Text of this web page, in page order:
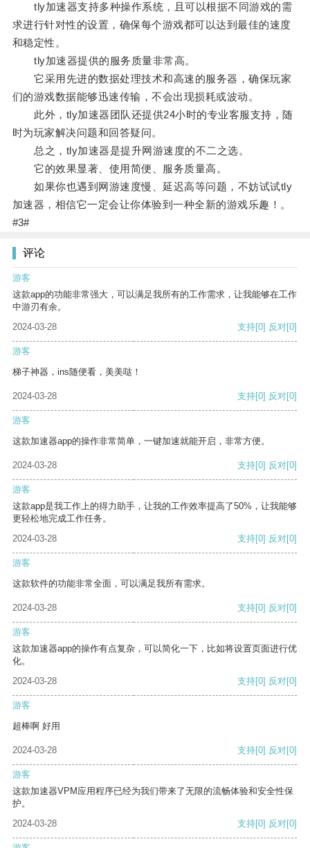
tly加速器支持多种操作系统，且可以根据不同游戏的需
求进行针对性的设置，确保每个游戏都可以达到最佳的速度
和稳定性。
tly加速器提供的服务质量非常高。
它采用先进的数据处理技术和高速的服务器，确保玩家
们的游戏数据能够迅速传输，不会出现损耗或波动。
此外，tly加速器团队还提供24小时的专业客服支持，随
时为玩家解决问题和回答疑问。
总之，tly加速器是提升网游速度的不二之选。
它的效果显著、使用简便、服务质量高。
如果你也遇到网游速度慢、延迟高等问题，不妨试试tly
加速器，相信它一定会让你体验到一种全新的游戏乐趣！。
#3#
评论
游客
这款app的功能非常强大，可以满足我所有的工作需求，让我能够在工作
中游刃有余。
2024-03-28
支持[0] 反对[0]
游客
梯子神器，ins随便看，美美哒！
2024-03-28 支持[0] 反对[0]
游客
这款加速器app的操作非常简单，一键加速就能开启，非常方便。
2024-03-28 支持[0] 反对[0]
游客
这款app是我工作上的得力助手，让我的工作效率提高了50%，让我能够
更轻松地完成工作任务。
2024-03-28
支持[0] 反对[0]
游客
这款软件的功能非常全面，可以满足我所有需求。
2024-03-28 支持[0] 反对[0]
游客
这款加速器app的操作有点复杂，可以简化一下，比如将设置页面进行优
化。
2024-03-28
支持[0] 反对[0]
游客
超棒啊 好用
2024-03-28 支持[0] 反对[0]
游客
这款加速器VPM应用程序已经为我们带来了无限的流畅体验和安全性保
护。
2024-03-28
支持[0] 反对[0]